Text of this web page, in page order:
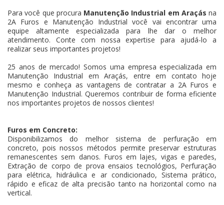
Para você que procura Manutenção Industrial em Araçás na
2A Furos e Manutenção Industrial você vai encontrar uma
equipe altamente especializada para lhe dar o melhor
atendimento. Conte com nossa expertise para ajudá-lo a
realizar seus importantes projetos!
25 anos de mercado! Somos uma empresa especializada em
Manutenção Industrial em Araçás, entre em contato hoje
mesmo e conheça as vantagens de contratar a 2A Furos e
Manutenção Industrial. Queremos contribuir de forma eficiente
nos importantes projetos de nossos clientes!
Furos em Concreto:
Disponibilizamos do melhor sistema de perfuração em
concreto, pois nossos métodos permite preservar estruturas
remanescentes sem danos. Furos em lajes, vigas e paredes,
Extração de corpo de prova ensaios tecnológios, Perfuração
para elétrica, hidráulica e ar condicionado, Sistema prático,
rápido e eficaz de alta precisão tanto na horizontal como na
vertical.